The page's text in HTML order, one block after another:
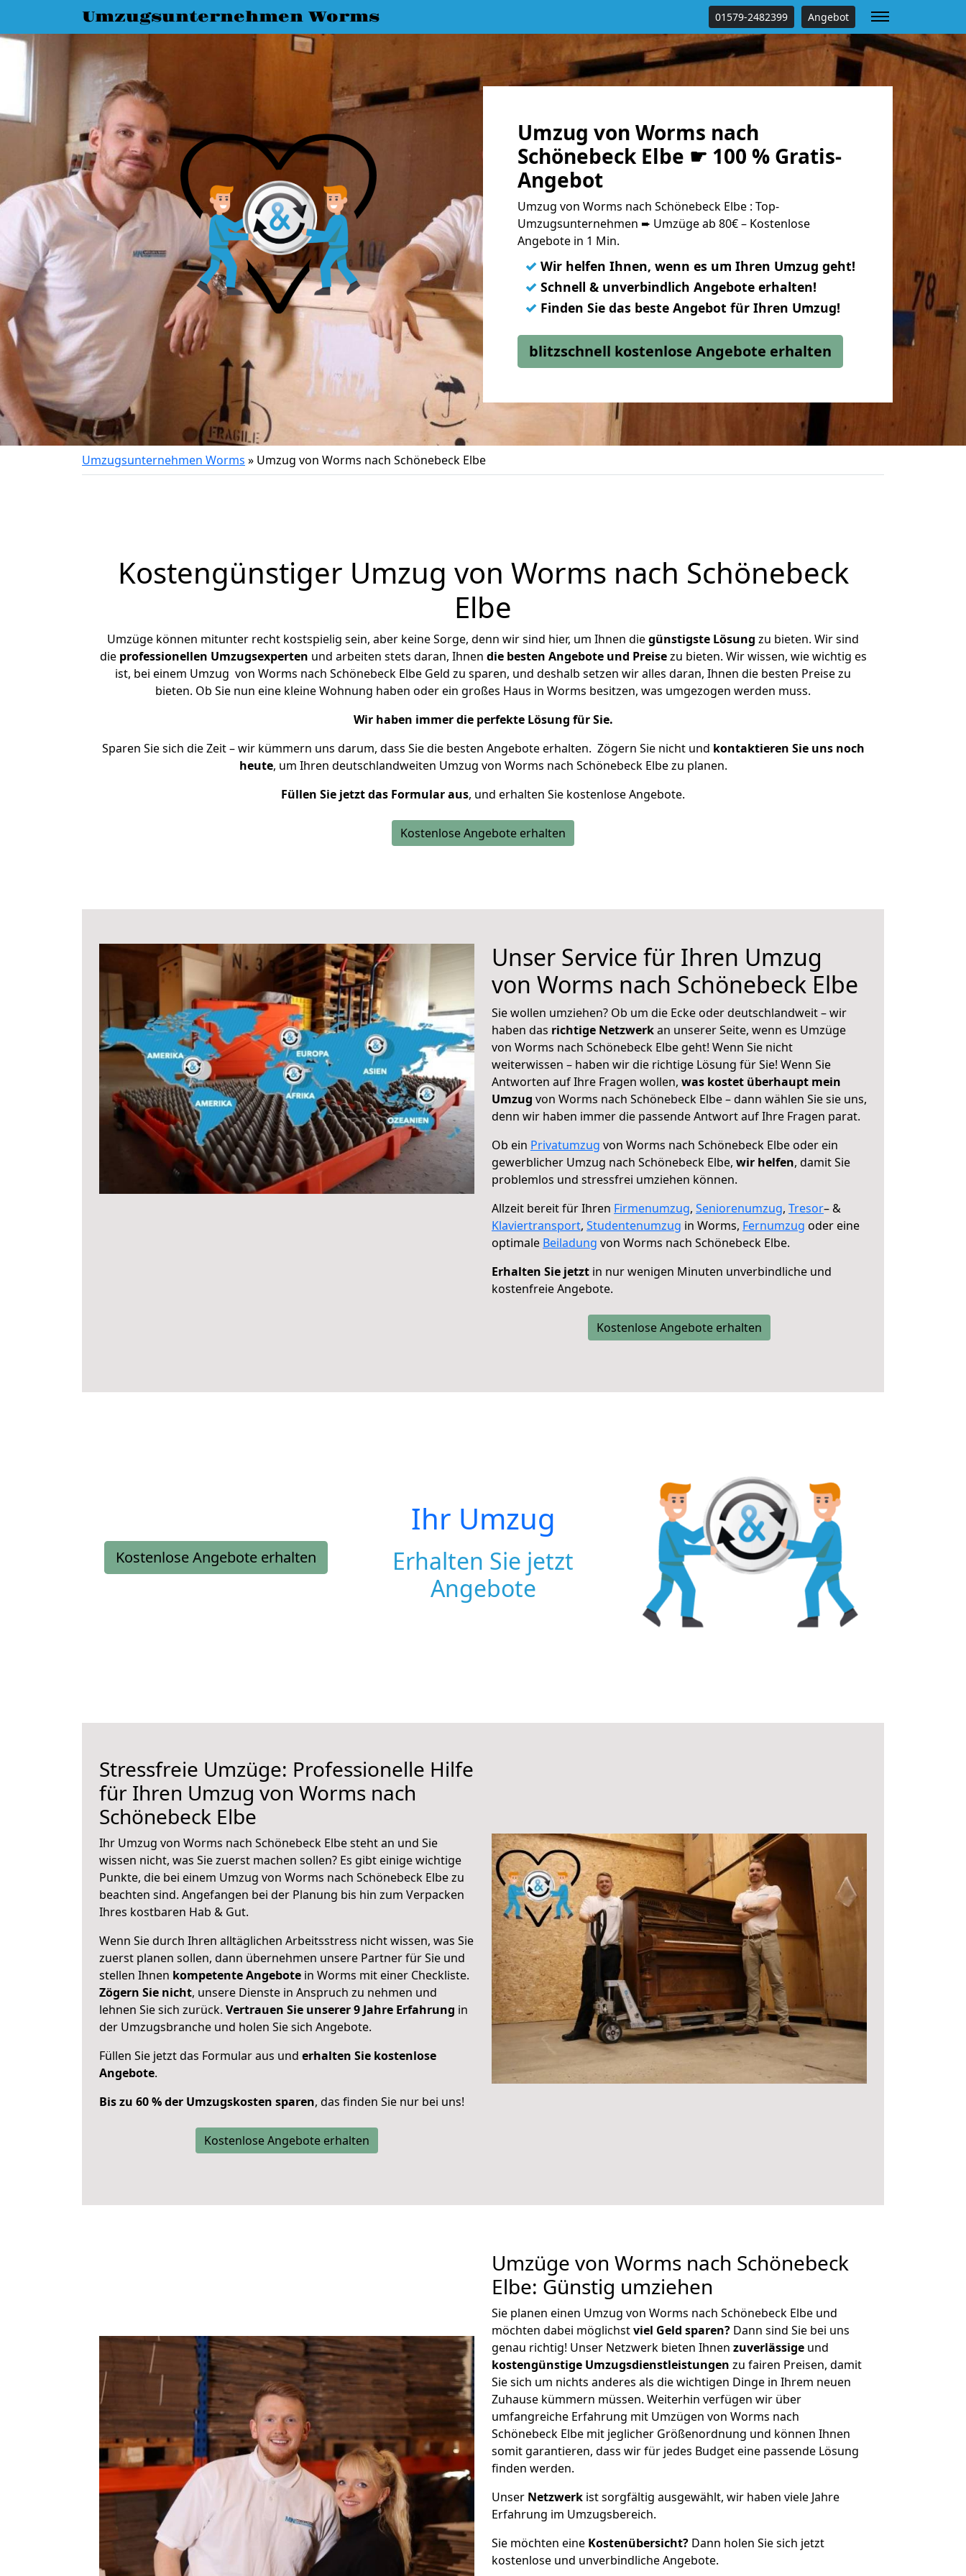
Umzugsunternehmen Worms 01579-2482399 Angebot
Umzug von Worms nach
Schönebeck Elbe ☛ 100 % Gratis-
Angebot
Umzug von Worms nach Schönebeck Elbe : Top-
Umzugsunternehmen ➨ Umzüge ab 80€ – Kostenlose
Angebote in 1 Min.
✓ Wir helfen Ihnen, wenn es um Ihren Umzug geht!
✓ Schnell & unverbindlich Angebote erhalten!
✓ Finden Sie das beste Angebot für Ihren Umzug!
blitzschnell kostenlose Angebote erhalten
Umzugsunternehmen Worms » Umzug von Worms nach Schönebeck Elbe
Kostengünstiger Umzug von Worms nach Schönebeck
Elbe
Umzüge können mitunter recht kostspielig sein, aber keine Sorge, denn wir sind hier, um Ihnen diegünstigste Lösung zu bieten. Wir sind
die professionellen Umzugsexperten und arbeiten stets daran, Ihnen die besten Angebote und Preisezu bieten. Wir wissen, wie wichtig es
ist, bei einem Umzug von Worms nach Schönebeck Elbe Geld zu sparen, und deshalb setzen wir alles daran, Ihnen die besten Preise zu
bieten. Ob Sie nun eine kleine Wohnung haben oder ein großes Haus in Worms besitzen, was umgezogen werden muss.
Wir haben immer die perfekte Lösung für Sie.
Sparen Sie sich die Zeit – wir kümmern uns darum, dass Sie die besten Angebote erhalten. Zögern Sie nicht und kontaktieren Sie uns noch
heute, um Ihren deutschlandweiten Umzug von Worms nach Schönebeck Elbe zu planen.
Füllen Sie jetzt das Formular aus, und erhalten Sie kostenlose Angebote.
Kostenlose Angebote erhalten
Unser Service für Ihren Umzug
von Worms nach Schönebeck Elbe
Sie wollen umziehen? Ob um die Ecke oder deutschlandweit – wir
haben das richtige Netzwerkan unserer Seite, wenn es Umzüge
von Worms nach Schönebeck Elbe geht! Wenn Sie nicht
weiterwissen – haben wir die richtige Lösung für Sie! Wenn Sie
Antworten auf Ihre Fragen wollen, was kostet überhaupt mein
Umzug von Worms nach Schönebeck Elbe – dann wählen Sie sie uns,
denn wir haben immer die passende Antwort auf Ihre Fragen parat.
Ob ein Privatumzug von Worms nach Schönebeck Elbe oder ein
gewerblicher Umzug nach Schönebeck Elbe, wir helfen, damit Sie
problemlos und stressfrei umziehen können.
Allzeit bereit für Ihren Firmenumzug, Seniorenumzug, Tresor– &
Klaviertransport, Studentenumzug in Worms, Fernumzug oder eine
optimale Beiladung von Worms nach Schönebeck Elbe.
Erhalten Sie jetzt in nur wenigen Minuten unverbindliche und
kostenfreie Angebote.
Kostenlose Angebote erhalten
Kostenlose Angebote erhalten
Ihr Umzug
Erhalten Sie jetzt
Angebote
Stressfreie Umzüge: Professionelle Hilfe
für Ihren Umzug von Worms nach
Schönebeck Elbe
Ihr Umzug von Worms nach Schönebeck Elbe steht an und Sie
wissen nicht, was Sie zuerst machen sollen? Es gibt einige wichtige
Punkte, die bei einem Umzug von Worms nach Schönebeck Elbe zu
beachten sind. Angefangen bei der Planung bis hin zum Verpacken
Ihres kostbaren Hab & Gut.
Wenn Sie durch Ihren alltäglichen Arbeitsstress nicht wissen, was Sie
zuerst planen sollen, dann übernehmen unsere Partner für Sie und
stellen Ihnen kompetente Angebote in Worms mit einer Checkliste.
Zögern Sie nicht, unsere Dienste in Anspruch zu nehmen und
lehnen Sie sich zurück. Vertrauen Sie unserer 9 Jahre Erfahrung in
der Umzugsbranche und holen Sie sich Angebote.
Füllen Sie jetzt das Formular aus und erhalten Sie kostenlose
Angebote.
Bis zu 60 % der Umzugskosten sparen, das finden Sie nur bei uns!
Kostenlose Angebote erhalten
Umzüge von Worms nach Schönebeck
Elbe: Günstig umziehen
Sie planen einen Umzug von Worms nach Schönebeck Elbe und
möchten dabei möglichstviel Geld sparen? Dann sind Sie bei uns
genau richtig! Unser Netzwerk bieten Ihnen zuverlässige und
kostengünstige Umzugsdienstleistungen zu fairen Preisen, damit
Sie sich um nichts anderes als die wichtigen Dinge in Ihrem neuen
Zuhause kümmern müssen. Weiterhin verfügen wir über
umfangreiche Erfahrung mit Umzügen von Worms nach
Schönebeck Elbe mit jeglicher Größenordnung und können Ihnen
somit garantieren, dass wir für jedes Budget eine passende Lösung
finden werden.
Unser Netzwerk ist sorgfältig ausgewählt, wir haben viele Jahre
Erfahrung im Umzugsbereich.
Sie möchten eine Kostenübersicht? Dann holen Sie sich jetzt
kostenlose und unverbindliche Angebote.